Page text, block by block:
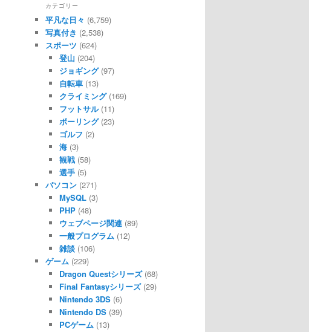
カテゴリー
平凡な日々 (6,759)
写真付き (2,538)
スポーツ (624)
登山 (204)
ジョギング(97)
自転車(13)
クライミング(169)
フットサル(11)
ボーリング(23)
ゴルフ (2)
海(3)
観戦(58)
選手(5)
パソコン (271)
MySQL(3)
PHP(48)
ウェブページ関連(89)
一般プログラム (12)
雑談(106)
ゲーム (229)
Dragon Questシリーズ(68)
Final Fantasyシリーズ(29)
Nintendo 3DS(6)
Nintendo DS(39)
PCゲーム (13)